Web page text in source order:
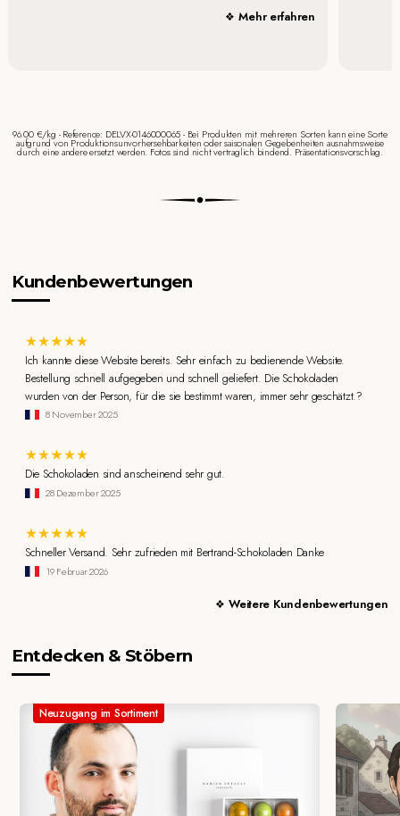
Mehr erfahren
96.00 €/kg - Reference: DELVX-0146000065 - Bei Produkten mit mehreren Sorten kann eine Sorte
aufgrund von Produktionsunvorhersehbarkeiten oder saisonalen Gegebenheiten ausnahmsweise
durch eine andere ersetzt werden. Fotos sind nicht vertraglich bindend. Präsentationsvorschlag.
Kundenbewertungen
Ich kannte diese Website bereits. Sehr einfach zu bedienende Website.
Bestellung schnell aufgegeben und schnell geliefert. Die Schokoladen
wurden von der Person, für die sie bestimmt waren, immer sehr geschätzt.?
8 November 2025
Die Schokoladen sind anscheinend sehr gut.
28 Dezember 2025
Schneller Versand. Sehr zufrieden mit Bertrand-Schokoladen Danke
19 Februar 2026
Weitere Kundenbewertungen
Entdecken & Stöbern
Neuzugang im Sortiment